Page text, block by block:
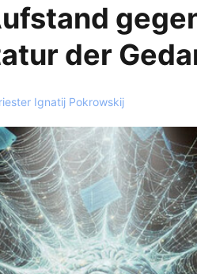
der
Ignatij Pokrowskij